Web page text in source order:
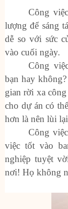
Công
lượng để sáng
dễ so với sức
vào cuối ngày.
Công
bạn hay
gian rời xa
cho dự án có
hơn là nên lùi
Công
việc tốt vào
nghiệp tuyệt
nơi! Họ không